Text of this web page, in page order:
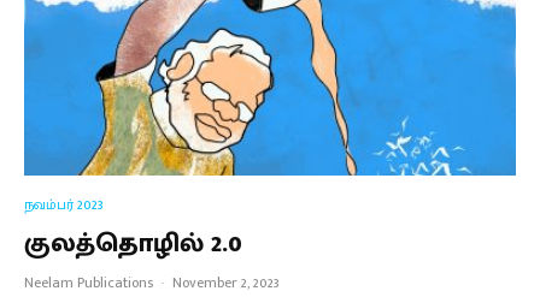
நவம்பர் 2023
குலத்தொழில் 2.0
Neelam Publications · November 2, 2023